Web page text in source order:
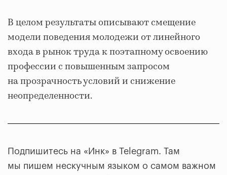
В целом результаты описывают смещение
модели поведения молодежи от линейного
входа в рынок труда к поэтапному освоению
профессии с повышенным запросом
на прозрачность условий и снижение
неопределенности.
Подпишитесь на «Инк» в Telegram. Там
мы пишем нескучным языком о самом важном